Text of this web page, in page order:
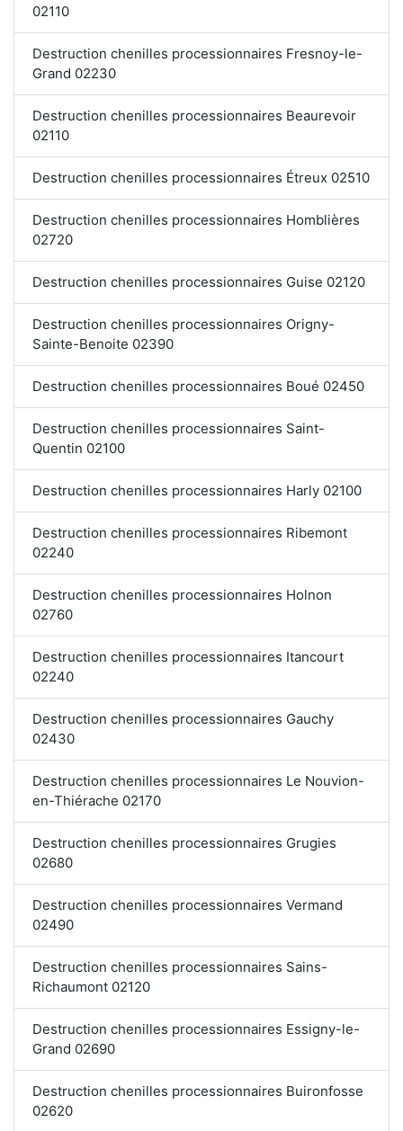
02110
Destruction chenilles processionnaires Fresnoy-le-
Grand 02230
Destruction chenilles processionnaires Beaurevoir
02110
Destruction chenilles processionnaires Étreux 02510
Destruction chenilles processionnaires Homblières
02720
Destruction chenilles processionnaires Guise 02120
Destruction chenilles processionnaires Origny-
Sainte-Benoite 02390
Destruction chenilles processionnaires Boué 02450
Destruction chenilles processionnaires Saint-
Quentin 02100
Destruction chenilles processionnaires Harly 02100
Destruction chenilles processionnaires Ribemont
02240
Destruction chenilles processionnaires Holnon
02760
Destruction chenilles processionnaires Itancourt
02240
Destruction chenilles processionnaires Gauchy
02430
Destruction chenilles processionnaires Le Nouvion-
en-Thiérache 02170
Destruction chenilles processionnaires Grugies
02680
Destruction chenilles processionnaires Vermand
02490
Destruction chenilles processionnaires Sains-
Richaumont 02120
Destruction chenilles processionnaires Essigny-le-
Grand 02690
Destruction chenilles processionnaires Buironfosse
02620